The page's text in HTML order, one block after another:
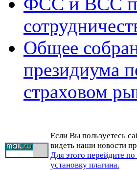
Общее
президиума
страховом
Если Вы пользуетесь
видеть наши новости
Для этого перейдите
установку плагина.